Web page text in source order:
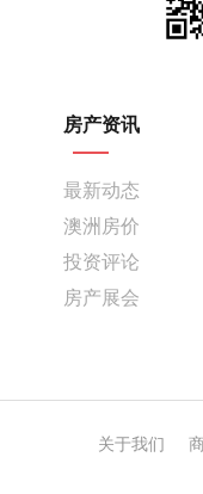
房产资讯
最新动态
澳洲房价
投资评论
房产展会
关于我们